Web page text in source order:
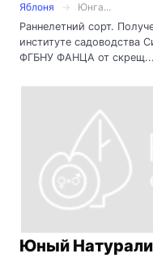
Яблоня
Юнга...
Раннелетний сорт.
институте садоводства
ФГБНУ ФАНЦА от скрещ...
Юный